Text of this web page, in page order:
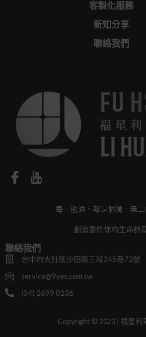
客製化服務
新知分享
聯絡我們
每一瓶酒，都是個獨一無
創造屬於你的生命詩
聯絡我們
台中市大肚區沙田路三段245巷72號
service@9yes.com.tw
(04) 2699 0236
Copyright © 2023 | 福星利